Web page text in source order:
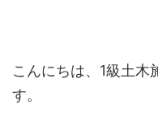
こんにちは、1級土木
す。